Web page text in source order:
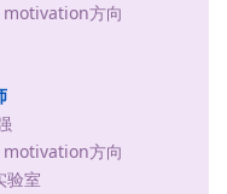
方向
方向
验室